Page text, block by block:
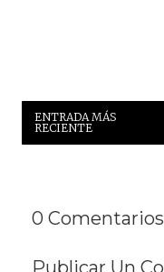
ENTRADA MÁS
RECIENTE
0
Publicar Un